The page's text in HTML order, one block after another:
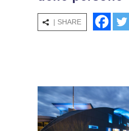
| SHARE